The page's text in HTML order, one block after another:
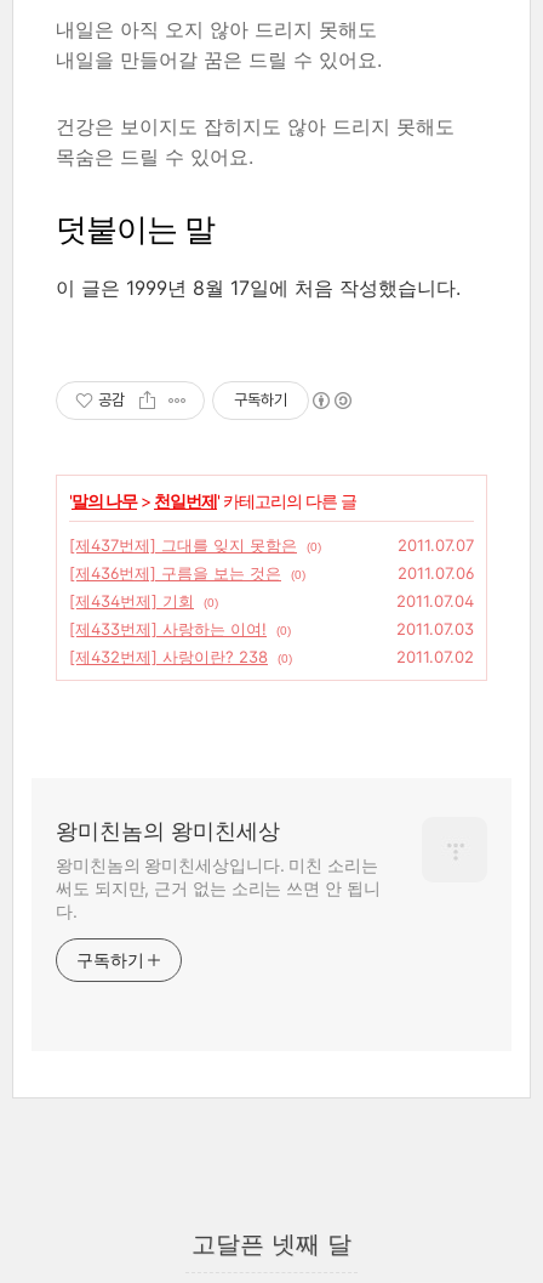
내일은 아직 오지 않아 드리지 못해도
내일을 만들어갈 꿈은 드릴 수 있어요.
건강은 보이지도 잡히지도 않아 드리지 못해도
목숨은 드릴 수 있어요.
덧붙이는 말
이 글은 1999년 8월 17일에 처음 작성했습니다.
공감 구독하기
'말의 나무> 천일번제' 카테고리의 다른 글
[제437번제] 그대를 잊지 못함은 (0)
2011.07.07
[제436번제] 구름을 보는 것은
(0)
2011.07.06
[제434번제] 기회
(0)
2011.07.04
[제433번제] 사랑하는 이여!
(0)
2011.07.03
[제432번제] 사랑이란? 238
(0) 2011.07.02
왕미친놈의 왕미친세상
왕미친놈의 왕미친세상입니다. 미친 소리는
써도 되지만, 근거 없는 소리는 쓰면 안 됩니
다.
구독하기
고달픈 넷째 달